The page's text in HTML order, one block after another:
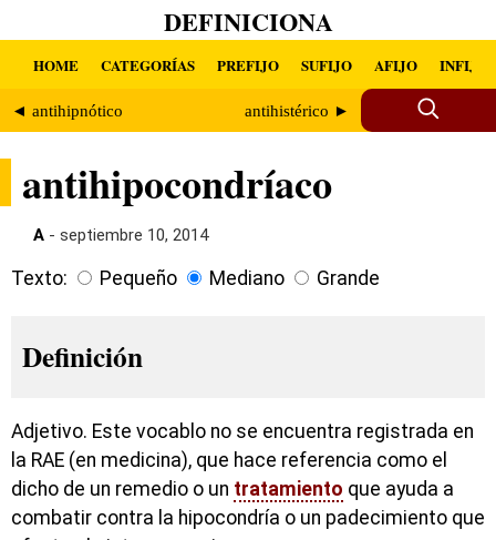
DEFINICIONA
HOME CATEGORÍAS PREFIJO SUFIJO AFIJO INFIJO
◄ antihipnótico antihistérico ►
antihipocondríaco
A - septiembre 10, 2014
Texto: Pequeño Mediano Grande
Definición
Adjetivo. Este vocablo no se encuentra registrada en
la RAE (en medicina), que hace referencia como el
dicho de un remedio o un tratamiento que ayuda a
combatir contra la hipocondría o un padecimiento que